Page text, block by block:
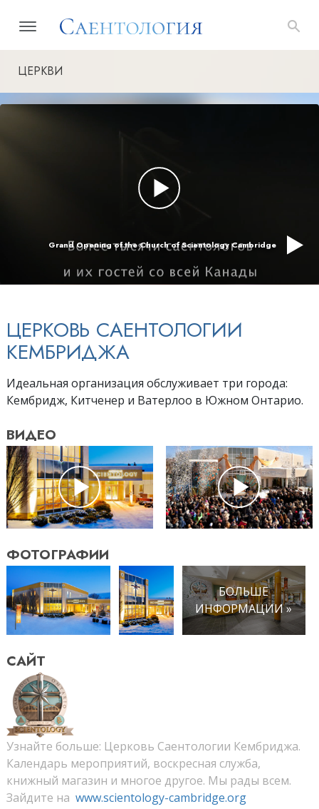
ЦЕРКВИ
Grand Opening of the Church of Scientology Cambridge
ЦЕРКОВЬ САЕНТОЛОГИИ
КЕМБРИДЖА
Идеальная организация обслуживает три города:
Кембридж, Китченер и Ватерлоо в Южном Онтарио.
ВИДЕО
ФОТОГРАФИИ
БОЛЬШЕ
ИНФОРМАЦИИ »
САЙТ
Узнайте больше: Церковь Саентологии Кембриджа.
Календарь мероприятий, воскресная служба,
книжный магазин и многое другое. Мы рады всем.
Зайдите на www.scientology-cambridge.org